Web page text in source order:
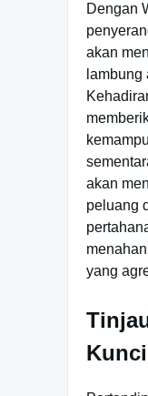
Dengan
akan
lambung
akan
peluang
yang